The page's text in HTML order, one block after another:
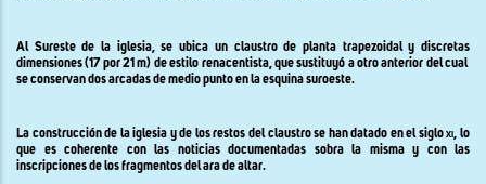
Al Sureste de la iglesia, se ubica un claustro de planta trapezoidal y discretas
dimensiones (17 por 21 m) de estilo renacentista, que sustituyó a otro anterior del cual
se conservan dos arcadas de medio punto en la esquina suroeste.
La construcción de la iglesia y de los restos del claustro se han datado en el sigloxi,lo
que es coherente con las noticias documentadas sobra la misma y con las
inscripciones de los fragmentos del ara de altar.